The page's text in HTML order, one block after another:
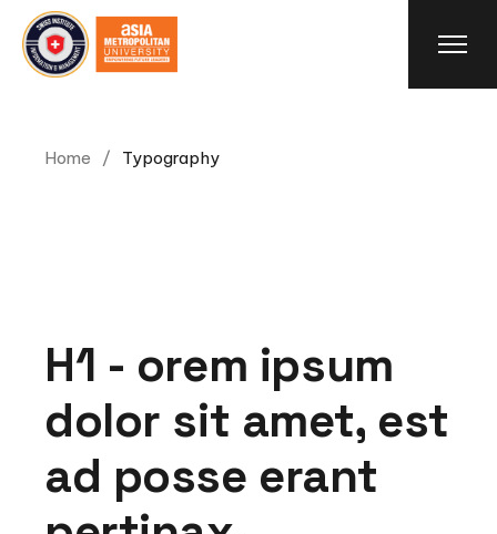
Home Typography
H1 - orem ipsum
dolor sit amet, est
ad posse erant